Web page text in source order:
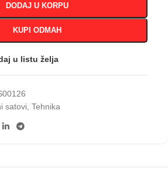
DODAJ U KORPU
KUPI ODMAH
u listu želja
satovi, Tehnika